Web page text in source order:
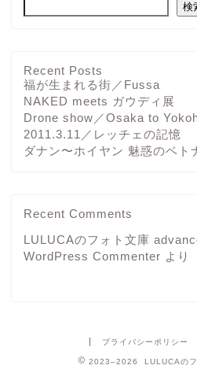
検
Recent Posts
福が生まれる街／Fussa
NAKED meets ガウディ展
Drone show／Osaka to
2011.3.11／レッチェの記憶
ダナン〜ホイヤン 魅惑のベト
Recent Comments
LULUCAのフォト文庫
WordPress Commenter より
プライバシーポリシー
2023–2026 LULUCAの